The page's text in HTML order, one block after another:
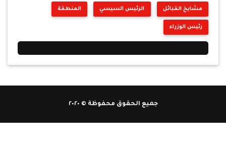
مشايخ القبائل الرئيس السيسي المنطقة
رئيس الوزراء
جميع الحقوق محفوظة © ٢٠٢٠